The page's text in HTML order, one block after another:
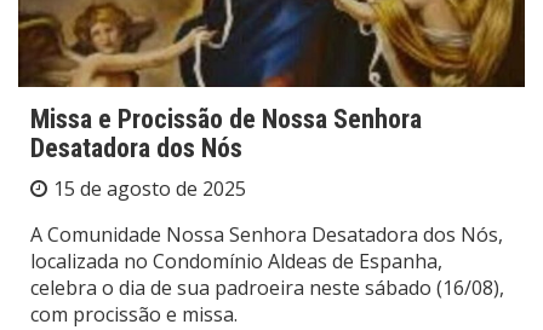
Missa e Procissão de Nossa Senhora
Desatadora dos Nós
15 de agosto de 2025
A Comunidade Nossa Senhora Desatadora dos Nós,
localizada no Condomínio Aldeas de Espanha,
celebra o dia de sua padroeira neste sábado (16/08),
com procissão e missa.